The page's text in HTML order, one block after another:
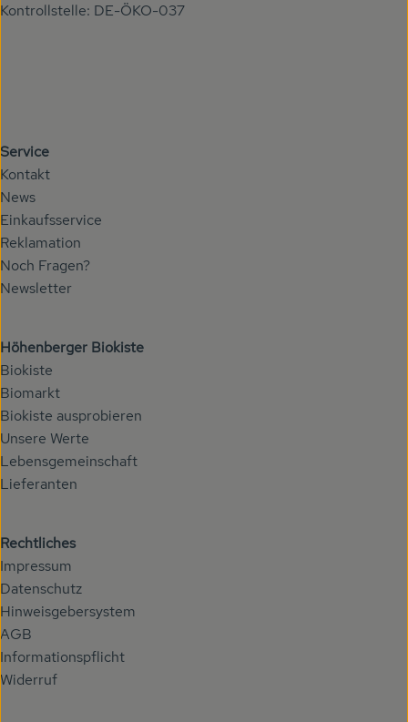
Kontrollstelle: DE-ÖKO-037
Service
Kontakt
News
Einkaufsservice
Reklamation
Noch Fragen?
Newsletter
Höhenberger Biokiste
Biokiste
Biomarkt
Biokiste ausprobieren
Unsere Werte
Lebensgemeinschaft
Lieferanten
Rechtliches
Impressum
Datenschutz
Hinweisgebersystem
AGB
Informationspflicht
Widerruf